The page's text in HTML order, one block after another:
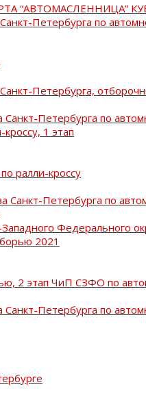
“АВТОМАСЛЕННИЦА”
Петербурга по
Петербурга,
Санкт-Петербурга по
1 этап
ралли-кроссу
Санкт-Петербурга по
Федерального
2021
2 этап ЧиП СЗФО по
Санкт-Петербурга по